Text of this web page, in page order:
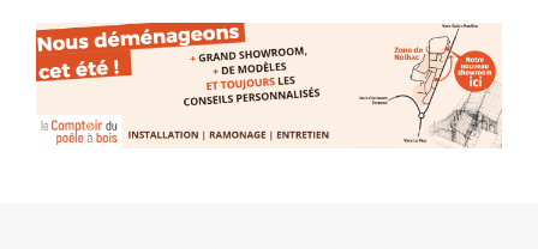
(de peau).entre.sarcasme et
facétie.
Programmée en off du festival
installation temporaire vous